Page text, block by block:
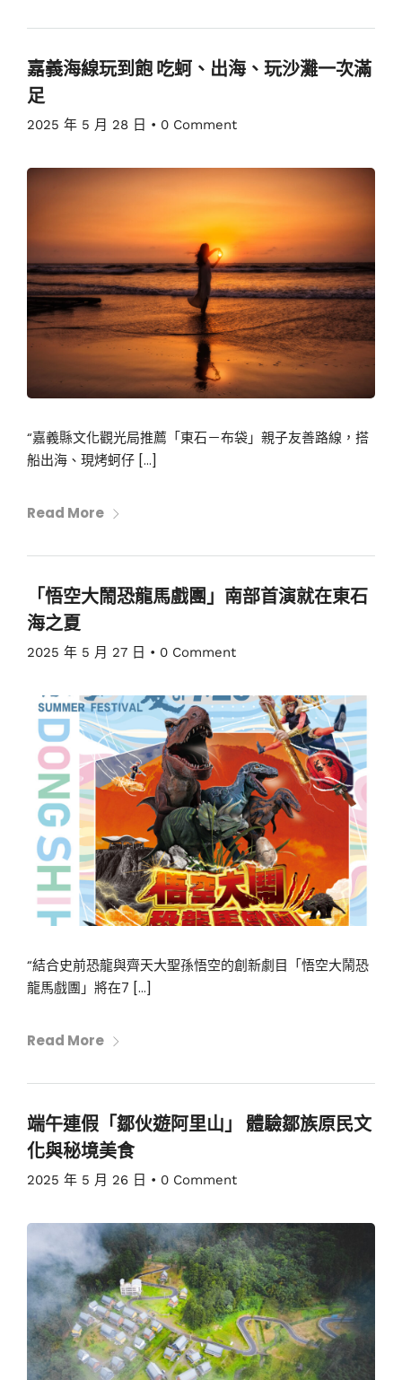
嘉義海線玩到飽 吃蚵、出海、玩沙灘一次滿
足
2025 年 5 月 28 日 • 0 Comment
“嘉義縣文化觀光局推薦「東石－布袋」親子友善路線，搭
船出海、現烤蚵仔 […]
Read More
「悟空大鬧恐龍馬戲團」南部首演就在東石
海之夏
2025 年 5 月 27 日 • 0 Comment
“結合史前恐龍與齊天大聖孫悟空的創新劇目「悟空大鬧恐
龍馬戲團」將在7 […]
Read More
端午連假「鄒伙遊阿里山」 體驗鄒族原民文
化與秘境美食
2025 年 5 月 26 日 • 0 Comment